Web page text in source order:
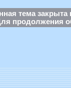
тема закрыта
продолжения